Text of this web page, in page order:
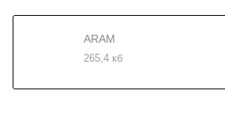
ARAM
265,4 кб